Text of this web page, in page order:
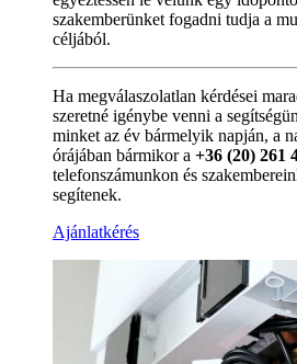
szakemberünket fogadni tudja a
céljából.
Ha megválaszolatlan kérdései
szeretné igénybe venni a
minket az év bármelyik napján, a
órájában bármikor a +36 (20) 261
telefonszámunkon és
segítenek.
Ajánlatkérés